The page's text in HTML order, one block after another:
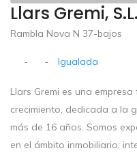
Llars Gremi, S.L.
Rambla Nova N 37-bajos
- - Igualada
Llars Gremi es una
crecimiento, dedicada a la
más de 16 años. Somos
en el ámbito inmobiliario: